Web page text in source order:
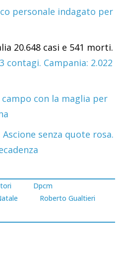
personale indagato per
20.648 casi e 541 morti.
contagi. Campania: 2.022
con la maglia per
Ascione senza quote rosa.
Dpcm
Roberto Gualtieri